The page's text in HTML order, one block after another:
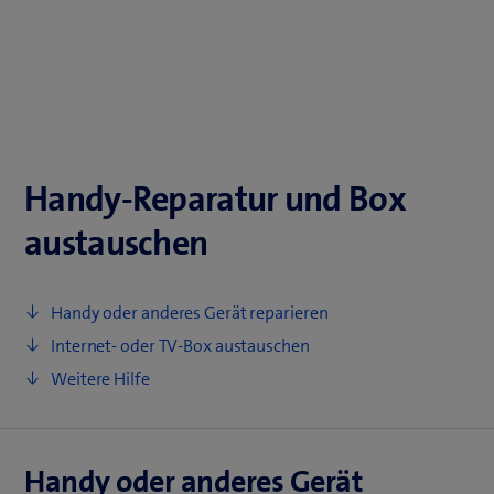
Handy-Reparatur und Box
austauschen
Handy oder anderes Gerät reparieren
Internet- oder TV-Box austauschen
Weitere Hilfe
Handy oder anderes Gerät